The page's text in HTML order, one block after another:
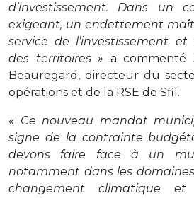
d’investissement. Dans un
exigeant, un endettement
service de l’investissement
des territoires » a commenté
Beauregard, directeur du
opérations et de la RSE de Sfil.
« Ce nouveau mandat
signe de la contrainte
devons faire face à un mur
notamment dans les
changement climatique